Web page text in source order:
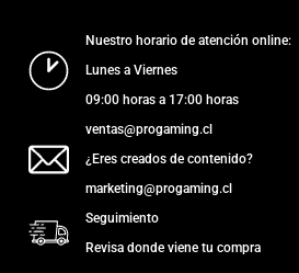
Nuestro horario de atención online:
Lunes a Viernes
09:00 horas a 17:00 horas
ventas@progaming.cl
¿Eres creados de contenido?
marketing@progaming.cl
Seguimiento
Revisa donde viene tu compra